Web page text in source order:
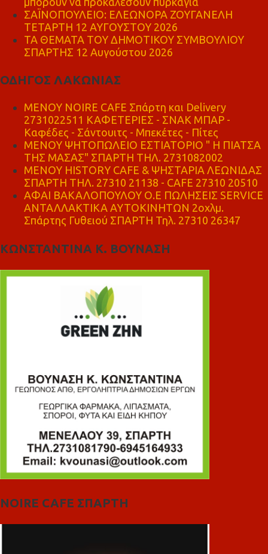
ΣΑΪΝΟΠΟΥΛΕΙΟ: ΕΛΕΩΝΟΡΑ ΖΟΥΓΑΝΕΛΗ
ΤΕΤΑΡΤΗ 12 ΑΥΓΟΥΣΤΟΥ 2026
ΤΑ ΘΕΜΑΤΑ ΤΟΥ ΔΗΜΟΤΙΚΟΥ ΣΥΜΒΟΥΛΙΟΥ
ΣΠΑΡΤΗΣ 12 Αυγούστου 2026
ΟΔΗΓΟΣ ΛΑΚΩΝΙΑΣ
MENOY NOIRE CAFE Σπάρτη και Delivery
2731022511 ΚΑΦΕΤΕΡΙΕΣ - ΣΝΑΚ ΜΠΑΡ -
Καφέδες - Σάντουιτς - Μπεκέτες - Πίτες
ΜΕΝΟΥ ΨΗΤΟΠΩΛΕΙΟ ΕΣΤΙΑΤΟΡΙΟ " Η ΠΙΑΤΣΑ
ΤΗΣ ΜΑΣΑΣ" ΣΠΑΡΤΗ ΤΗΛ. 2731082002
ΜΕΝΟΥ HISTORY CAFE & ΨΗΣΤΑΡΙΑ ΛΕΩΝΙΔΑΣ
ΣΠΑΡΤΗ ΤΗΛ. 27310 21138 - CAFE 27310 20510
ΑΦΑΙ ΒΑΚΑΛΟΠΟΥΛΟΥ Ο.Ε ΠΩΛΗΣΕΙΣ SERVICE
ΑΝΤΑΛΛΑΚΤΙΚΑ ΑΥΤΟΚΙΝΗΤΩΝ 2οχλμ.
Σπάρτης Γυθειού ΣΠΑΡΤΗ Τηλ. 27310 26347
ΚΩΝΣΤΑΝΤΙΝΑ Κ. ΒΟΥΝΑΣΗ
NOIRE CAFE ΣΠΑΡΤΗ